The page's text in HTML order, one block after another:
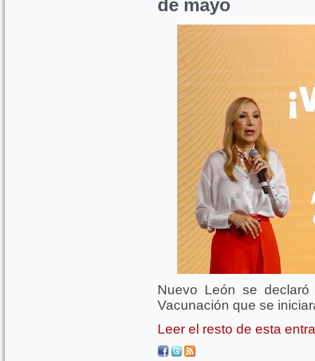
de mayo
Nuevo León se
Vacunación que se
Leer el resto de esta